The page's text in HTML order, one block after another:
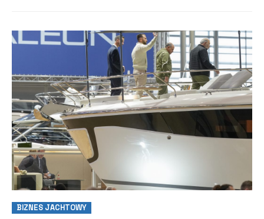
BIZNES JACHTOWY